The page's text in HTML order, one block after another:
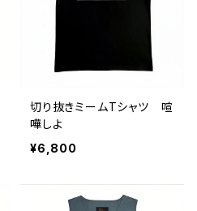
切り抜きミームTシャツ 喧
嘩しよ
¥6,800